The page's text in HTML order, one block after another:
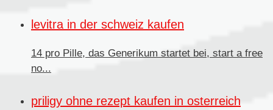
levitra in der schweiz kaufen
14 pro Pille, das Generikum startet bei, start a free
no...
priligy ohne rezept kaufen in osterreich